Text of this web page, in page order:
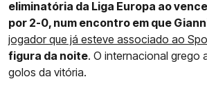
eliminatória da Liga Europa ao
por 2-0, num encontro em que
jogador que já esteve associado ao
figura da noite. O internacional grego
golos da vitória.